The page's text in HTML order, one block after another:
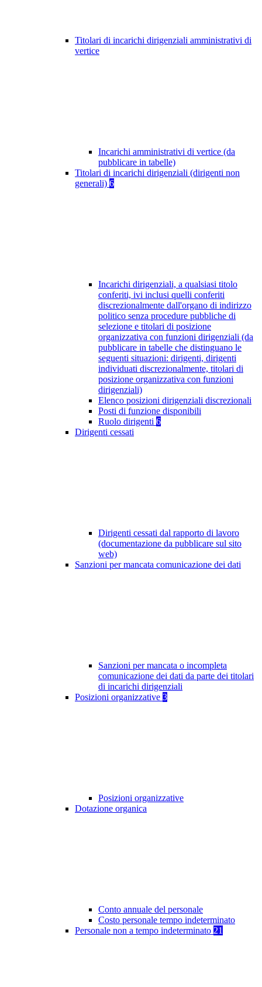
Titolari di incarichi dirigenziali amministrativi di
vertice
Incarichi amministrativi di vertice (da
pubblicare in tabelle)
Titolari di incarichi dirigenziali (dirigenti non
generali) 6
Incarichi dirigenziali, a qualsiasi titolo
conferiti, ivi inclusi quelli conferiti
discrezionalmente dall'organo di indirizzo
politico senza procedure pubbliche di
selezione e titolari di posizione
organizzativa con funzioni dirigenziali (da
pubblicare in tabelle che distinguano le
seguenti situazioni: dirigenti, dirigenti
individuati discrezionalmente, titolari di
posizione organizzativa con funzioni
dirigenziali)
Elenco posizioni dirigenziali discrezionali
Posti di funzione disponibili
Ruolo dirigenti 6
Dirigenti cessati
Dirigenti cessati dal rapporto di lavoro
(documentazione da pubblicare sul sito
web)
Sanzioni per mancata comunicazione dei dati
Sanzioni per mancata o incompleta
comunicazione dei dati da parte dei titolari
di incarichi dirigenziali
Posizioni organizzative 3
Posizioni organizzative
Dotazione organica
Conto annuale del personale
Costo personale tempo indeterminato
Personale non a tempo indeterminato 21